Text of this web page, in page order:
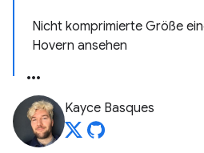
Nicht komprimierte Größe
Hovern ansehen
Kayce Basques